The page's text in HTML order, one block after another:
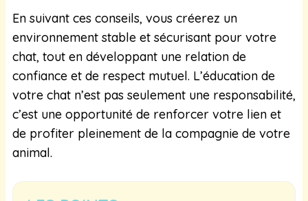
En suivant ces conseils, vous créerez un
environnement stable et sécurisant pour votre
chat, tout en développant une relation de
confiance et de respect mutuel. L’éducation de
votre chat n’est pas seulement une responsabilité,
c’est une opportunité de renforcer votre lien et
de profiter pleinement de la compagnie de votre
animal.